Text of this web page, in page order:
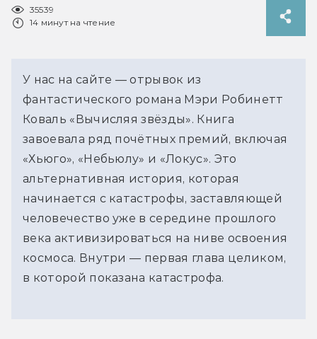
35539
14 минут на чтение
У нас на сайте — отрывок из
фантастического романа Мэри Робинетт
Коваль «Вычисляя звёзды». Книга
завоевала ряд почётных премий, включая
«Хьюго», «Небьюлу» и «Локус». Это
альтернативная история, которая
начинается с катастрофы, заставляющей
человечество уже в середине прошлого
века активизироваться на ниве освоения
космоса. Внутри — первая глава целиком,
в которой показана катастрофа.